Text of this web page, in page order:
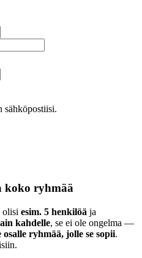
sähköpostiisi.
koko ryhmää
olisi esim. 5 henkilöä ja
kahdelle, se ei ole ongelma —
ryhmää, jolle se sopii.